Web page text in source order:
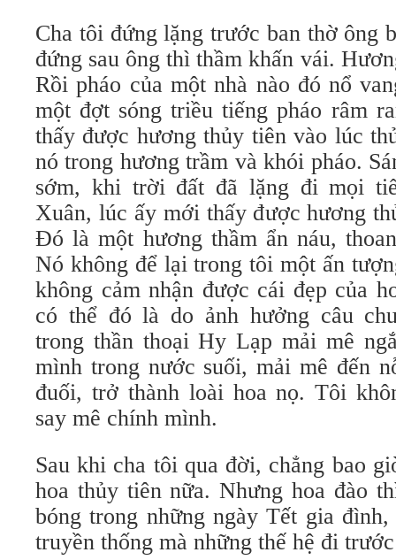
Cha tôi đứng lặng trước ban thờ ông
đứng sau ông thì thầm khấn vái.
Rồi pháo của một nhà nào đó nổ
một đợt sóng triều tiếng pháo râm
thấy được hương thủy tiên vào lúc
nó trong hương trầm và khói pháo.
sớm, khi trời đất đã lặng đi mọi
Xuân, lúc ấy mới thấy được hương
Ðó là một hương thầm ẩn náu,
Nó không để lại trong tôi một ấn
không cảm nhận được cái đẹp của
có thể đó là do ảnh hưởng câu
trong thần thoại Hy Lạp mải mê
mình trong nước suối, mải mê đến
đuối, trở thành loài hoa nọ. Tôi
say mê chính mình.
Sau khi cha tôi qua đời, chẳng bao
hoa thủy tiên nữa. Nhưng hoa đào
bóng trong những ngày Tết gia
truyền thống mà những thế hệ đi